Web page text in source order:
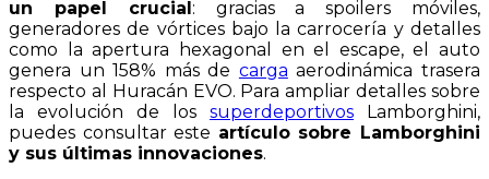
un papel crucial: gracias a spoilers móviles,
generadores de vórtices bajo la carrocería y detalles
como la apertura hexagonal en el escape, el auto
genera un 158% más de carga aerodinámica trasera
respecto al Huracán EVO. Para ampliar detalles sobre
la evolución de los superdeportivos Lamborghini,
puedes consultar este artículo sobre Lamborghini
y sus últimas innovaciones.